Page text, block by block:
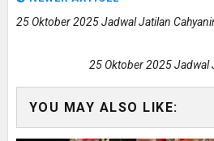
25 Oktober 2025 Jadwal Jatilan
25 Oktober 2025 Jadwal
YOU MAY ALSO LIKE: